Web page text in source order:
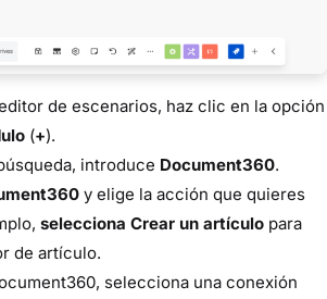
de escenarios, haz clic en la opción
(+).
introduce Document360.
y elige la acción que quieres
selecciona Crear un artículo para
de artículo.
selecciona una conexión